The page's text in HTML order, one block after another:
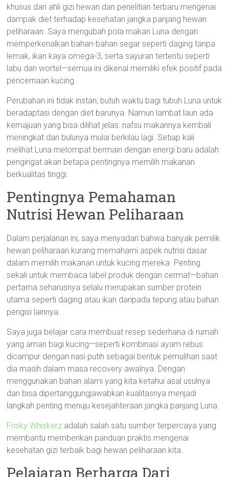
khusus dari ahli gizi hewan dan penelitian terbaru mengenai
dampak diet terhadap kesehatan jangka panjang hewan
peliharaan. Saya mengubah pola makan Luna dengan
memperkenalkan bahan-bahan segar seperti daging tanpa
lemak, ikan kaya omega-3, serta sayuran tertentu seperti
labu dan wortel—semua ini dikenal memiliki efek positif pada
pencernaan kucing.
Perubahan ini tidak instan; butuh waktu bagi tubuh Luna untuk
beradaptasi dengan diet barunya. Namun lambat laun ada
kemajuan yang bisa dilihat jelas: nafsu makannya kembali
meningkat dan bulunya mulai berkilau lagi. Setiap kali
melihat Luna melompat bermain dengan energi baru adalah
pengingat akan betapa pentingnya memilih makanan
berkualitas tinggi.
Pentingnya Pemahaman
Nutrisi Hewan Peliharaan
Dalam perjalanan ini, saya menyadari bahwa banyak pemilik
hewan peliharaan kurang memahami aspek nutrisi dasar
dalam memilih makanan untuk kucing mereka. Penting
sekali untuk membaca label produk dengan cermat—bahan
pertama seharusnya selalu merupakan sumber protein
utama seperti daging atau ikan daripada tepung atau bahan
pengisi lainnya.
Saya juga belajar cara membuat resep sederhana di rumah
yang aman bagi kucing—seperti kombinasi ayam rebus
dicampur dengan nasi putih sebagai bentuk pemulihan saat
dia masih dalam masa recovery awalnya. Dengan
menggunakan bahan alami yang kita ketahui asal usulnya
dan bisa dipertanggungjawabkan kualitasnya menjadi
langkah penting menuju kesejahteraan jangka panjang Luna.
Frisky Whiskerz adalah salah satu sumber terpercaya yang
membantu memberikan panduan praktis mengenai
kesehatan gizi terbaik bagi hewan peliharaan kita.
Pelajaran Berharga Dari